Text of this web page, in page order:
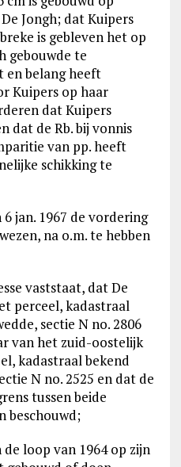
Jongh; dat Kuipers
is gebleven het op
gebouwde te
en belang heeft
Kuipers op haar
dat Kuipers
dat de Rb. bij vonnis
van pp. heeft
schikking te
jan. 1967 de vordering
na o.m. te hebben
vaststaat, dat De
perceel, kadastraal
sectie N no. 2806
van het zuid-oostelijk
kadastraal bekend
N no. 2525 en dat de
tussen beide
beschouwd;
loop van 1964 op zijn